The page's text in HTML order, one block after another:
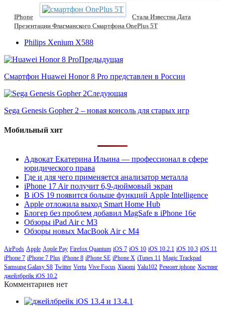
IPhone
Стала Известна Дата
Презентации Флагманского Смартфона OnePlus 5T
Philips Xenium X588
Предыдущая
Смартфон Huawei Honor 8 Pro представлен в России
Следующая
Sega Genesis Gopher 2 – новая консоль для старых игр
Мобильный хит
Адвокат Екатерина Ильина — профессионал в сфере
юридического права
Где и для чего применяется анализатор металла
iPhone 17 Air получит 6,9-дюймовый экран
В iOS 19 появится больше функций Apple Intelligence
Apple отложила выход Smart Home Hub
Блогер без проблем добавил MagSafe в iPhone 16e
Обзоры iPad Air с M3
Обзоры новых MacBook Air с M4
AirPods Apple Apple Pay Firefox Quantum iOS 7 iOS 10 iOS 10.2.1 iOS 10.3 iOS 11
iPhone 7 iPhone 7 Plus iPhone 8 iPhone SE iPhone X iTunes 11 Magic Trackpad
Samsung Galaxy S8 Twitter Vertu Vive Focus Xiaomi Yalu102 Ремонт iphone Хостинг
джейлбрейк iOS 10.2
Комментариев нет